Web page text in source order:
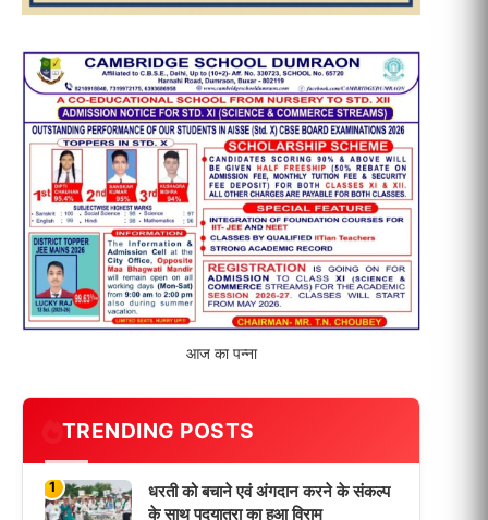
धरती को बचाने एवं अंगदान करने के संकल्प
के साथ पदयात्रा का हुआ विराम
2
‘एक पेड़ मां के नाम’ अभियान के तहत मध्य
विद्यालय नाथनगर 01 में हुआ पौधारोपण
3
भारत 1947 बनाम भारत 2047 विषय पर
पेंटिंग प्रतियोगिता आयोजित, विद्यार्थियों ने
उकेरा विकसित भारत का सपना
विद्यालय को गोद लेकर बच्चों के उज्ज्वल
मांगों को लेकर नियोजित शिक्षकों ने भरी
हुंकार, बक्सर में एकदिवसीय सम्मेलन,